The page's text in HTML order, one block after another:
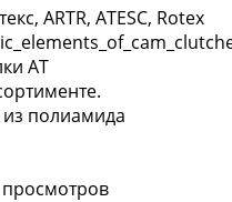
ARTR, ATESC, Rotex
AT
из полиамида